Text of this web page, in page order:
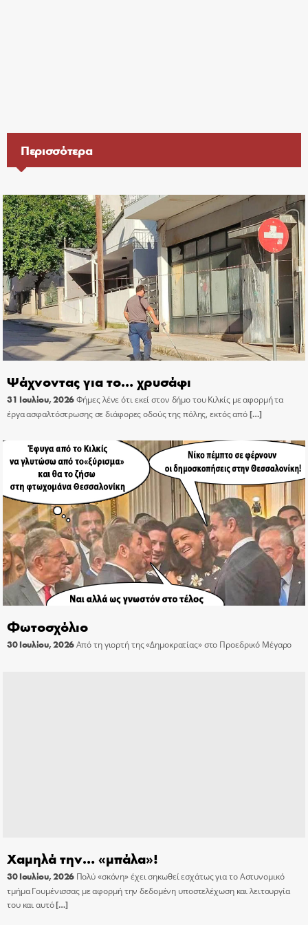
Περισσότερα
Ψάχνοντας για το… χρυσάφι
31 Ιουλίου, 2026Φήμες λένε ότι εκεί στον δήμο του Κιλκίς με αφορμή τα
έργα ασφαλτόστρωσης σε διάφορες οδούς της πόλης, εκτός από[…]
Φωτοσχόλιο
30 Ιουλίου, 2026Από τη γιορτή της «Δημοκρατίας» στο Προεδρικό Μέγαρο
Χαμηλά την… «μπάλα»!
30 Ιουλίου, 2026 Πολύ «σκόνη» έχει σηκωθεί εσχάτως για το Αστυνομικό
τμήμα Γουμένισσας με αφορμή την δεδομένη υποστελέχωση και λειτουργία
του και αυτό[…]